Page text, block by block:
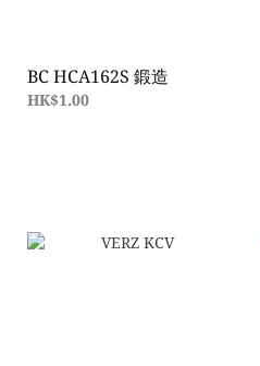
BC HCA162S 鍛造
HK$1.00